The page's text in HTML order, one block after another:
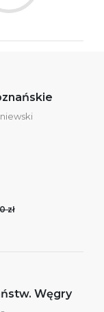
zł
Węgry